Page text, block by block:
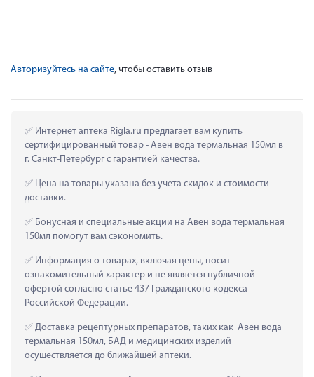
Авторизуйтесь на сайте, чтобы оставить отзыв
Интернет аптека Rigla.ru предлагает вам купить
сертифицированный товар - Авен вода термальная 150мл в
г. Санкт-Петербург с гарантией качества.
Цена на товары указана без учета скидок и стоимости
доставки.
Бонусная и специальные акции на Авен вода термальная
150мл помогут вам сэкономить.
Информация о товарах, включая цены, носит
ознакомительный характер и не является публичной
офертой согласно статье 437 Гражданского кодекса
Российской Федерации.
Доставка рецептурных препаратов, таких как  Авен вода
термальная 150мл, БАД и медицинских изделий
осуществляется до ближайшей аптеки.